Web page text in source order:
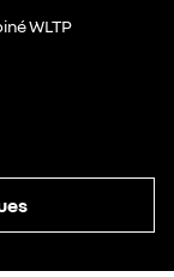
WLTP